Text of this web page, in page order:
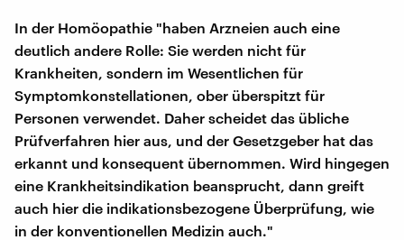
In der Homöopathie "haben Arzneien auch eine
deutlich andere Rolle: Sie werden nicht für
Krankheiten, sondern im Wesentlichen für
Symptomkonstellationen, ober überspitzt für
Personen verwendet. Daher scheidet das übliche
Prüfverfahren hier aus, und der Gesetzgeber hat das
erkannt und konsequent übernommen. Wird hingegen
eine Krankheitsindikation beansprucht, dann greift
auch hier die indikationsbezogene Überprüfung, wie
in der konventionellen Medizin auch."